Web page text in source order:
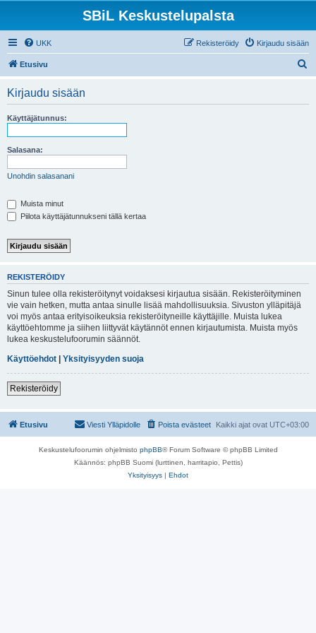
SBiL Keskustelupalsta
UKK Kirjaudu sisään
Rekisteröidy
Etusivu
Kirjaudu sisään
Käyttäjätunnus:
Salasana:
Unohdin salasanani
Muista minut
Piilota käyttäjätunnukseni tällä kertaa
REKISTERÖIDY
Sinun tulee olla rekisteröitynyt voidaksesi kirjautua sisään. Rekisteröityminen
vie vain hetken, mutta antaa sinulle lisää mahdollisuuksia. Sivuston ylläpitäjä
voi myös antaa erityisoikeuksia rekisteröityneille käyttäjille. Muista lukea
käyttöehtomme ja siihen liittyvät käytännöt ennen kirjautumista. Muista myös
lukea keskustelufoorumin säännöt.
Käyttöehdot | Yksityisyyden suoja
Rekisteröidy
Etusivu Kaikki ajat ovat UTC+03:00
Poista evästeet
Viesti Ylläpidolle
Keskustelufoorumin ohjelmisto phpBB® Forum Software © phpBB Limited
Käännös: phpBB Suomi (lurttinen, harritapio, Pettis)
Yksityisyys | Ehdot